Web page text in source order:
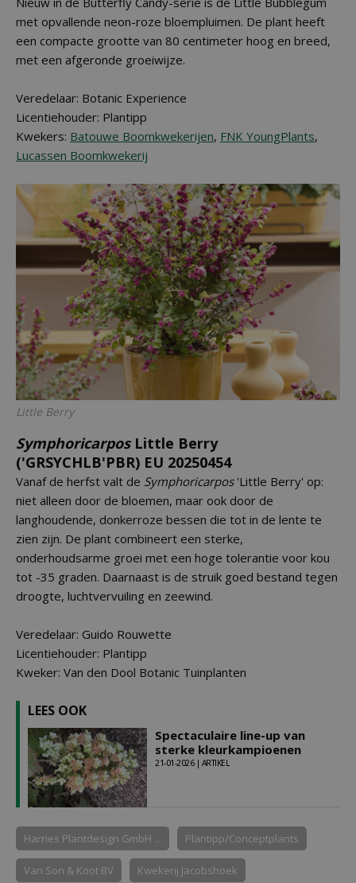
met opvallende neon-roze bloempluimen. De plant heeft
een compacte grootte van 80 centimeter hoog en breed,
met een afgeronde groeiwijze.
Veredelaar: Botanic Experience
Licentiehouder: Plantipp
Kwekers: Batouwe Boomkwekerijen, FNK YoungPlants,
Lucassen Boomkwekerij
Little Berry
SymphoricarposLittle Berry
('GRSYCHLB'PBR) EU 20250454
Vanaf de herfst valt de Symphoricarpos'Little Berry' op:
niet alleen door de bloemen, maar ook door de
langhoudende, donkerroze bessen die tot in de lente te
zien zijn. De plant combineert een sterke,
onderhoudsarme groei met een hoge tolerantie voor kou
tot -35 graden. Daarnaast is de struik goed bestand tegen
droogte, luchtvervuiling en zeewind.
Veredelaar: Guido Rouwette
Licentiehouder: Plantipp
Kweker: Van den Dool Botanic Tuinplanten
LEES OOK
Spectaculaire line-up van
sterke kleurkampioenen
21-01-2026 | ARTIKEL
Harries Plantdesign GmbH ... Plantipp/Conceptplants
Van Son & Koot BV Kwekerij Jacobshoek